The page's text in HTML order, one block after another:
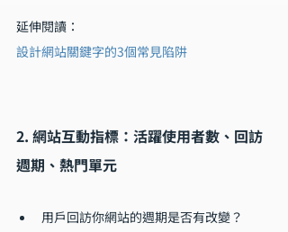
延伸閱讀：
設計網站關鍵字的3個常見陷阱
2. 網站互動指標：活躍使用者數、回訪
週期、熱門單元
用戶回訪你網站的週期是否有改變？